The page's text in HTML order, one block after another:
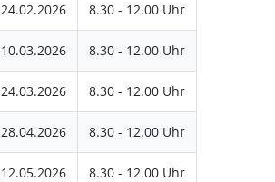
24.02.2026 8.30 - 12.00 Uhr
10.03.2026 8.30 - 12.00 Uhr
24.03.2026 8.30 - 12.00 Uhr
28.04.2026 8.30 - 12.00 Uhr
12.05.2026 8.30 - 12.00 Uhr